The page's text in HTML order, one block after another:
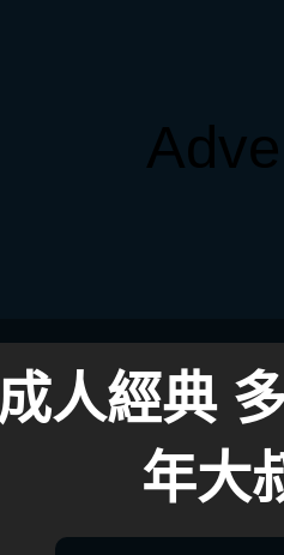
人經典
年大